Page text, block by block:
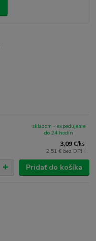
3,09 €/ks
2,51 € bez DPH
skladom - expedujeme
do 24 hodín
Pridať do košíka